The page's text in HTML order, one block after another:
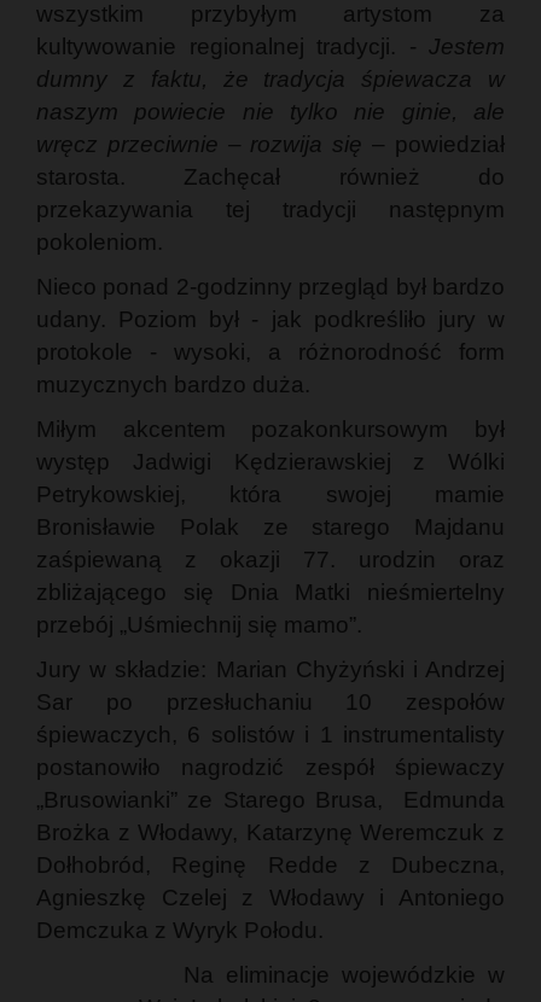
wszystkim przybyłym artystom za
kultywowanie regionalnej tradycji. - Jestem
dumny z faktu, że tradycja śpiewacza w
naszym powiecie nie tylko nie ginie, ale
wręcz przeciwnie – rozwija się – powiedział
starosta. Zachęcał również do
przekazywania tej tradycji następnym
pokoleniom.
Nieco ponad 2-godzinny przegląd był bardzo
udany. Poziom był - jak podkreśliło jury w
protokole - wysoki, a różnorodność form
muzycznych bardzo duża.
Miłym akcentem pozakonkursowym był
występ Jadwigi Kędzierawskiej z Wólki
Petrykowskiej, która swojej mamie
Bronisławie Polak ze starego Majdanu
zaśpiewaną z okazji 77. urodzin oraz
zbliżającego się Dnia Matki nieśmiertelny
przebój „Uśmiechnij się mamo”.
Jury w składzie: Marian Chyżyński i Andrzej
Sar po przesłuchaniu 10 zespołów
śpiewaczych, 6 solistów i 1 instrumentalisty
postanowiło nagrodzić zespół śpiewaczy
„Brusowianki” ze Starego Brusa, Edmunda
Brożka z Włodawy, Katarzynę Weremczuk z
Dołhobród, Reginę Redde z Dubeczna,
Agnieszkę Czelej z Włodawy i Antoniego
Demczuka z Wyryk Połodu.
Na eliminacje wojewódzkie w